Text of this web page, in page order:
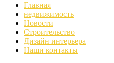
Главная
недвижимость
Новости
Строительство
Дизайн интерьера
Наши контакты